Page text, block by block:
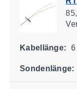
Kabellänge: 6
Sondenlänge: